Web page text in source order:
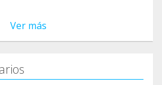
Ver más